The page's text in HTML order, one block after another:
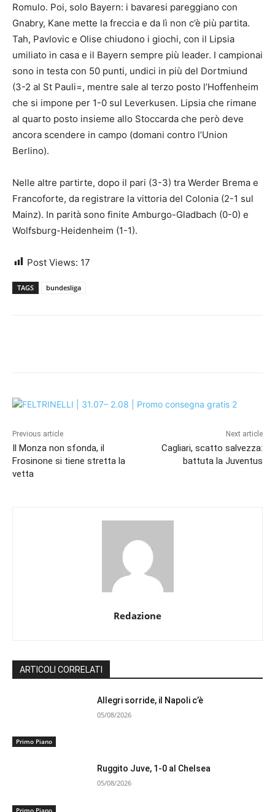
Romulo. Poi, solo Bayern: i bavaresi pareggiano con
Gnabry, Kane mette la freccia e da lì non c’è più partita.
Tah, Pavlovic e Olise chiudono i giochi, con il Lipsia
umiliato in casa e il Bayern sempre più leader. I campionai
sono in testa con 50 punti, undici in più del Dortmiund
(3-2 al St Pauli=, mentre sale al terzo posto l’Hoffenheim
che si impone per 1-0 sul Leverkusen. Lipsia che rimane
al quarto posto insieme allo Stoccarda che però deve
ancora scendere in campo (domani contro l’Union
Berlino).
Nelle altre partirte, dopo il pari (3-3) tra Werder Brema e
Francoforte, da registrare la vittoria del Colonia (2-1 sul
Mainz). In parità sono finite Amburgo-Gladbach (0-0) e
Wolfsburg-Heidenheim (1-1).
Post Views: 17
TAGS bundesliga
Previous article
Il Monza non sfonda, il
Frosinone si tiene stretta la
vetta
Next article
Cagliari, scatto salvezza:
battuta la Juventus
Redazione
ARTICOLI CORRELATI
Primo Piano
Allegri sorride, il Napoli c’è
05/08/2026
Primo Piano
Ruggito Juve, 1-0 al Chelsea
05/08/2026